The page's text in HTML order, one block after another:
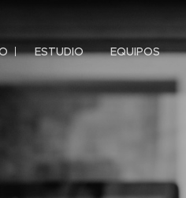
ESTUDIO EQUIPOS